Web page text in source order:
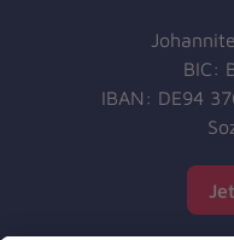
BIC:
IBAN: DE94